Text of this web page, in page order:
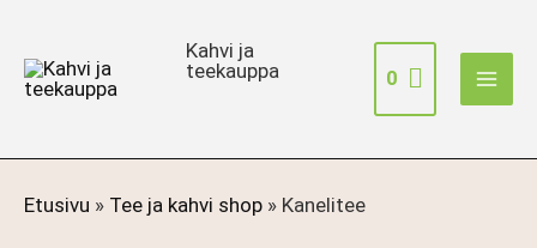
Kahvi ja
teekauppa
0
Etusivu » Tee ja kahvi shop » Kanelitee